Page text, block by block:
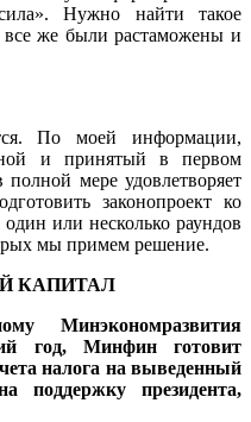
Нужно найти такое
же были растаможены и
По моей информации,
и принятый в первом
мере удовлетворяет
законопроект ко
или несколько раундов
мы примем решение.
КАПИТАЛ
Минэкономразвития
год, Минфин готовит
налога на выведенный
поддержку президента,